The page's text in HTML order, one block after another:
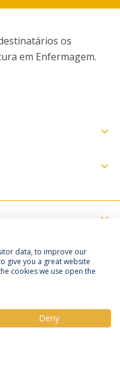
os
em Enfermagem.
e Condições
Dados
Portuguesa
data, to improve our
give you a great website
cookies we use open the
Deny